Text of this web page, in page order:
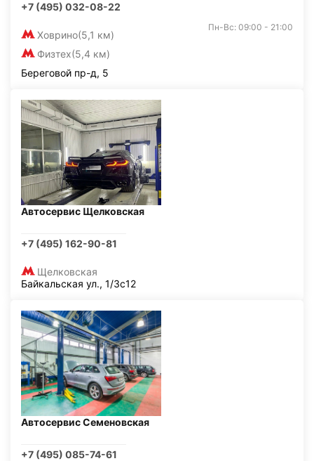
+7 (495) 032-08-22
Ховрино(5,1 км)
Физтех(5,4 км)
Пн-Вс: 09:00 - 21:00
Береговой пр-д, 5
Автосервис Щелковская
+7 (495) 162-90-81
Щелковская
Байкальская ул., 1/3с12
Автосервис Семеновская
+7 (495) 085-74-61